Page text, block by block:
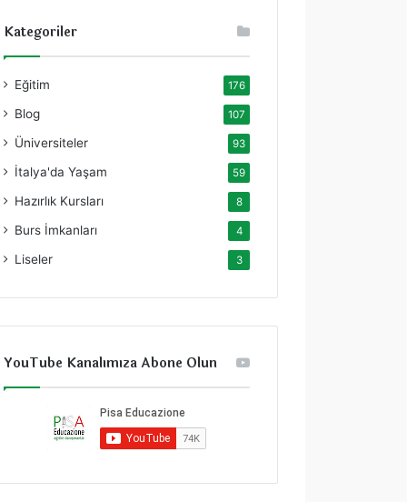
Kategoriler
Eğitim 176
Blog 107
Üniversiteler 93
İtalya'da Yaşam 59
Hazırlık Kursları 8
Burs İmkanları 4
Liseler 3
YouTube Kanalımıza Abone Olun